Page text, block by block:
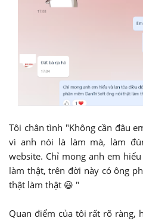
Tôi chân tình "Không cần đâu
vì anh nói là làm mà, làm
website. Chỉ mong anh em
làm thật, trên đời này có ông
thật làm thật 😃 "
Quan điểm của tôi rất rõ ràng,